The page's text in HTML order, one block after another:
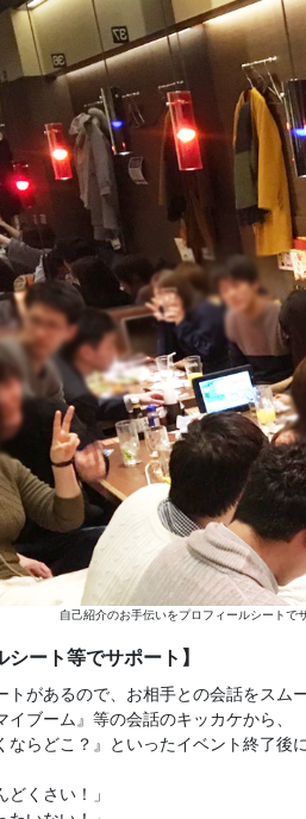
自己紹介のお手伝いをプロフィールシートで
シート等でサポート】
トがあるので、お相手との会話をスム
イブーム』等の会話のキッカケから、
ならどこ？』といったイベント終了
どくさい！」